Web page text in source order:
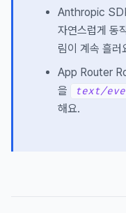
Anthropic
자연스럽게 동
림이 계속 흘러
App Router
을 text/
해요.